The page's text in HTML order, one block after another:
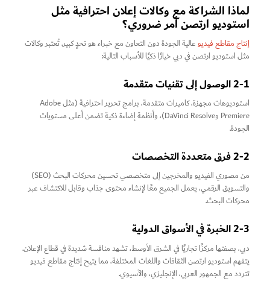
لماذا الشراكة مع وكالات إعلان احترافية مثل
استودیو ارتصن أمر ضروري؟
إنتاج مقاطع فيديوعالية الجودة دون التعاون مع خبراء هو تحدٍ كبير. تُعتبر وكالات
مثل استودیو ارتصن في دبي خيارًا ذكيًا للأسباب التالية:
2-1 الوصول إلى تقنيات متقدمة
استوديوهات مجهزة، كاميرات متقدمة، برامج تحرير احترافية (مثل Adobe
Premiere وDaVinci Resolve)، وأنظمة إضاءة ذكية تضمن أعلى مستويات
الجودة.
2-2 فرق متعددة التخصصات
من مصوري الفيديو والمخرجين إلى متخصصي تحسين محركات البحث (SEO)
والتسويق الرقمي، يعمل الجميع معًا لإنشاء محتوى جذاب وقابل للاكتشاف عبر
محركات البحث.
2-3 الخبرة في الأسواق الدولية
دبي، بصفتها مركزًا تجاريًا في الشرق الأوسط، تشهد منافسة شديدة في قطاع الإعلان.
يتفهم استودیو ارتصن الثقافات واللغات المختلفة، مما يتيح إنتاج مقاطع فيديو
تتردد مع الجمهور العربي، الإنجليزي، والآسيوي.